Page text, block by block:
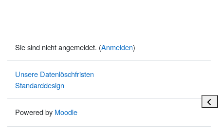
Sie sind nicht angemeldet. (Anmelden)
Unsere Datenlöschfristen
Standarddesign
Powered by Moodle